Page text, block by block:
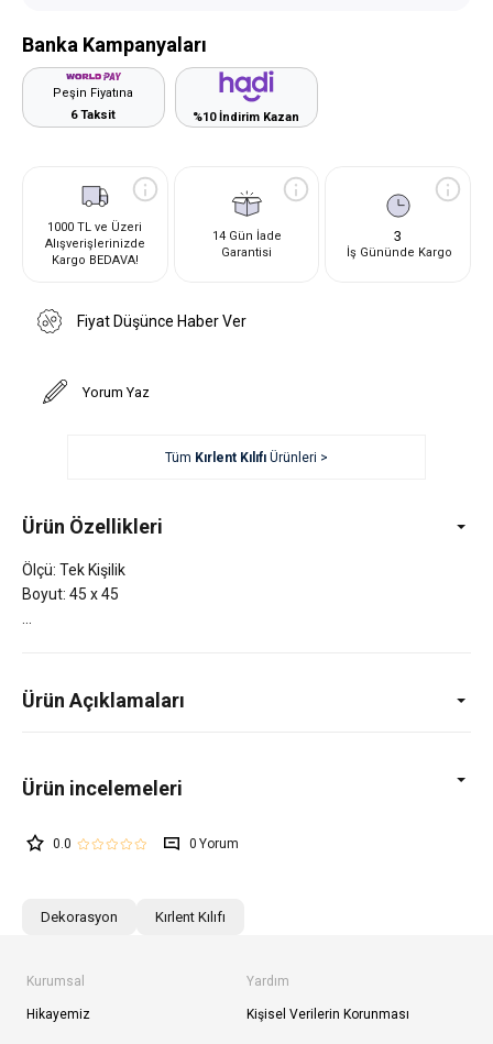
Banka Kampanyaları
Peşin Fiyatına
6 Taksit
%10 İndirim Kazan
1000 TL ve Üzeri
Alışverişlerinizde
Kargo BEDAVA!
14 Gün İade
Garantisi
3
İş Gününde Kargo
Fiyat Düşünce Haber Ver
Yorum Yaz
Tüm Kırlent KılıfıÜrünleri >
Ürün Özellikleri
Ölçü: Tek Kişilik
Boyut: 45 x 45
Ürün Açıklamaları
0.0 0
Dekorasyon Kırlent Kılıfı
Kurumsal
Hikayemiz
Yardım
Kişisel Verilerin Korunması